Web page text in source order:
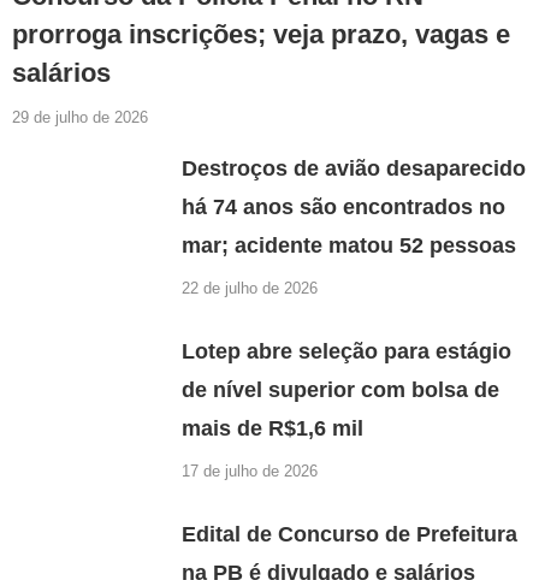
prorroga inscrições; veja prazo, vagas e
salários
29 de julho de 2026
Destroços de avião desaparecido
há 74 anos são encontrados no
mar; acidente matou 52 pessoas
22 de julho de 2026
Lotep abre seleção para estágio
de nível superior com bolsa de
mais de R$1,6 mil
17 de julho de 2026
Edital de Concurso de Prefeitura
na PB é divulgado e salários